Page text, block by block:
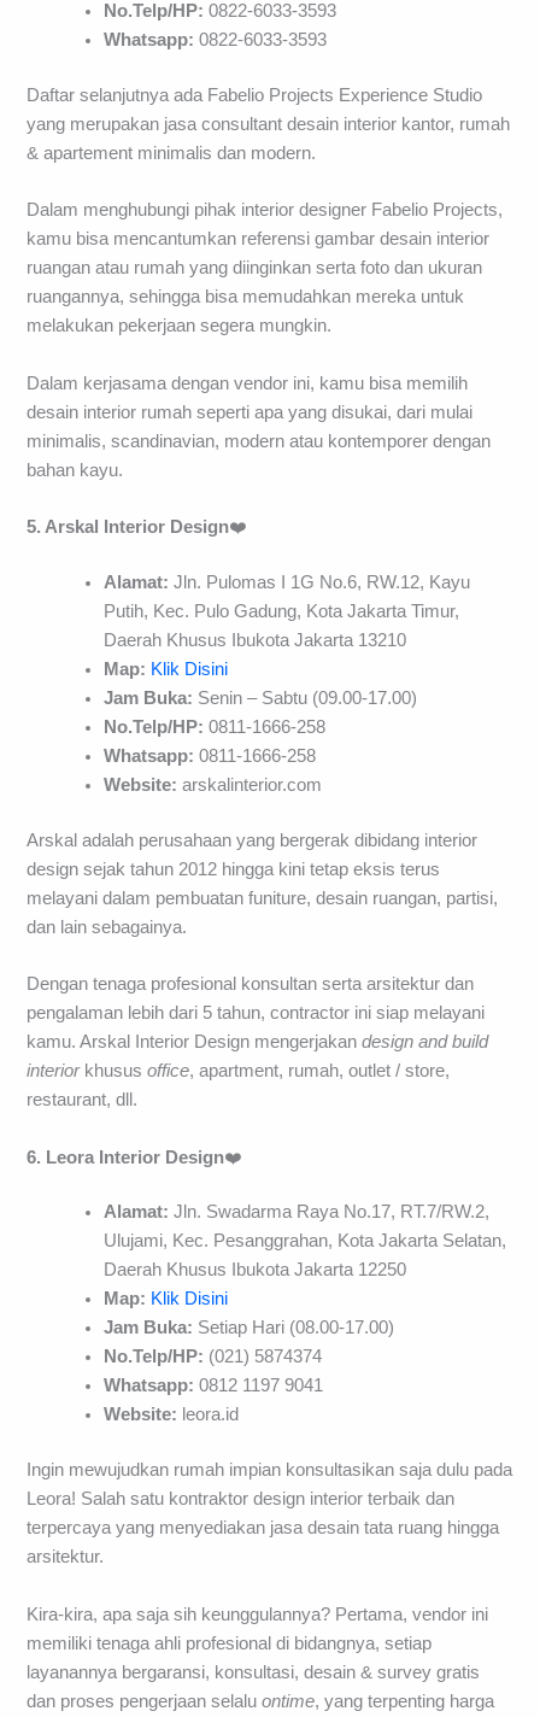
No.Telp/HP: 0822-6033-3593
Whatsapp:0822-6033-3593
Daftar selanjutnya ada Fabelio Projects Experience Studio
yang merupakan jasa consultant desain interior kantor, rumah
& apartement minimalis dan modern.
Dalam menghubungi pihak interior designer Fabelio Projects,
kamu bisa mencantumkan referensi gambar desain interior
ruangan atau rumah yang diinginkan serta foto dan ukuran
ruangannya, sehingga bisa memudahkan mereka untuk
melakukan pekerjaan segera mungkin.
Dalam kerjasama dengan vendor ini, kamu bisa memilih
desain interior rumah seperti apa yang disukai, dari mulai
minimalis, scandinavian, modern atau kontemporer dengan
bahan kayu.
5. Arskal Interior Design❤️
Alamat: Jln. Pulomas I 1G No.6, RW.12, Kayu
Putih, Kec. Pulo Gadung, Kota Jakarta Timur,
Daerah Khusus Ibukota Jakarta 13210
Map: Klik Disini
Jam Buka: Senin – Sabtu (09.00-17.00)
No.Telp/HP: 0811-1666-258
Whatsapp:0811-1666-258
Website:arskalinterior.com
Arskal adalah perusahaan yang bergerak dibidang interior
design sejak tahun 2012 hingga kini tetap eksis terus
melayani dalam pembuatan funiture, desain ruangan, partisi,
dan lain sebagainya.
Dengan tenaga profesional konsultan serta arsitektur dan
pengalaman lebih dari 5 tahun, contractor ini siap melayani
kamu. Arskal Interior Design mengerjakandesign and build
interiorkhususoffice, apartment, rumah, outlet / store,
restaurant, dll.
6. Leora Interior Design❤️
Alamat: Jln. Swadarma Raya No.17, RT.7/RW.2,
Ulujami, Kec. Pesanggrahan, Kota Jakarta Selatan,
Daerah Khusus Ibukota Jakarta 12250
Map: Klik Disini
Jam Buka: Setiap Hari (08.00-17.00)
No.Telp/HP: (021) 5874374
Whatsapp:0812 1197 9041
Website: leora.id
Ingin mewujudkan rumah impian konsultasikan saja dulu pada
Leora! Salah satu kontraktor design interior terbaik dan
terpercaya yang menyediakan jasa desain tata ruang hingga
arsitektur.
Kira-kira, apa saja sih keunggulannya? Pertama, vendor ini
memiliki tenaga ahli profesional di bidangnya, setiap
layanannya bergaransi, konsultasi, desain & survey gratis
dan proses pengerjaan selaluontime, yang terpenting harga